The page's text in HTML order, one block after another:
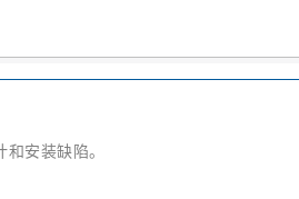
安装缺陷。